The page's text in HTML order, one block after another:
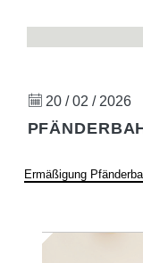
20 / 02 / 2026
Ermäßigung